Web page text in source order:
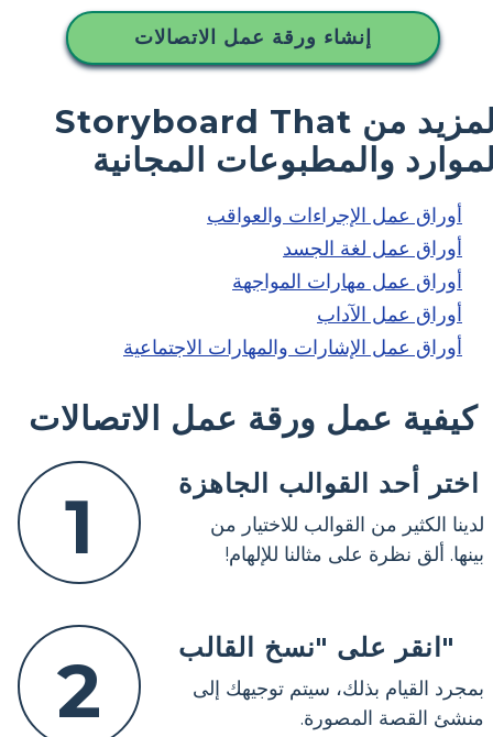
إنشاء ورقة عمل الاتصالات
المزيد من Storyboard That
والمطبوعات المجانية
أوراق عمل الإجراءات والعواقب
أوراق عمل لغة الجسد
أوراق عمل مهارات المواجهة
أوراق عمل الآداب
أوراق عمل الإشارات والمهارات الاجتماعية
كيفية عمل ورقة عمل الاتصالات
1 اختر أحد القوالب الجاهزة
لدينا الكثير من القوالب للاختيار من
بينها. ألق نظرة على مثالنا للإلهام!
2 انقر على "نسخ القالب"
بمجرد القيام بذلك، سيتم توجيهك إلى
منشئ القصة المصورة.